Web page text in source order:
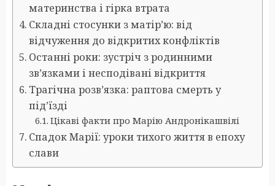
материнства і гірка втрата
Складні стосунки з матір’ю: від
відчуження до відкритих конфліктів
Останні роки: зустріч з родинними
зв’язками і несподівані відкриття
Трагічна розв’язка: раптова смерть у
під’їзді
Цікаві факти про Марію Андронікашвілі
Спадок Марії: уроки тихого життя в епоху
слави